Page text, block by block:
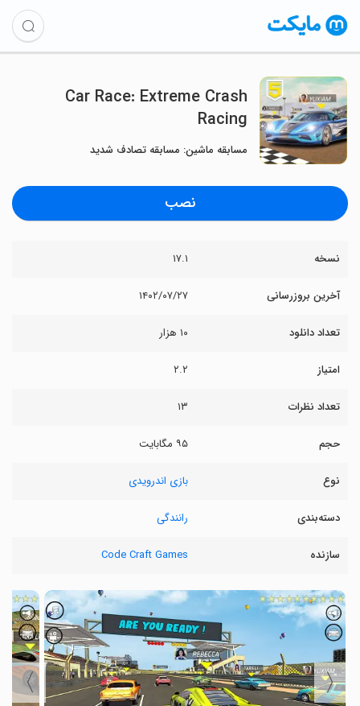
Car Race: Extreme Crash
Racing
مسابقه ماشین: مسابقه تصادف شدید
نصب
نسخه ۱۷.۱
آخرین بروزرسانی ۱۴۰۲/۰۷/۲۷
تعداد دانلود ۱۰ هزار
امتیاز ۲.۲
تعداد نظرات ۱۳
حجم ۹۵ مگابایت
نوع بازی اندرویدی
دسته‌بندی رانندگی
سازنده Code Craft Games
〈
〉